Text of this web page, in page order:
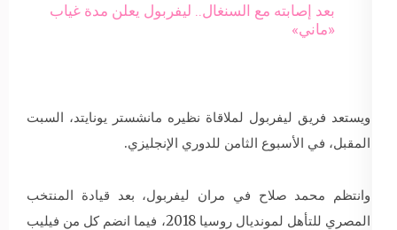
بعد إصابته مع السنغال.. ليفربول يعلن مدة غياب
«ماني»
ويستعد فريق ليفربول لملاقاة نظيره مانشستر يونايتد، السبت
المقبل، في الأسبوع الثامن للدوري الإنجليزي.
وانتظم محمد صلاح في مران ليفربول، بعد قيادة المنتخب
المصري للتأهل لمونديال روسيا 2018، فيما انضم كل من فيليب